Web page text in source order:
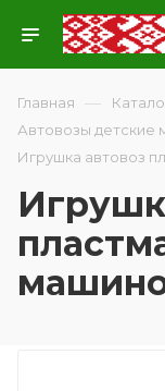
Главная —
Автовозы детские
Игрушка автовоз